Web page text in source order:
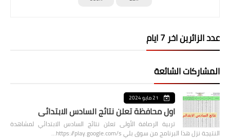
عدد الزائرين اخر 7 ايام
المشاركات الشائعة
21 مايو 2024
اول محافظة تعلن نتائج السادس الابتدائي
تربية الرصافة الأولى تعلن نتائج السادس الابتدائي لمشاهدة
النتيجة نزل هذا البرنامج من سوق بلي https://play.google.com/s…